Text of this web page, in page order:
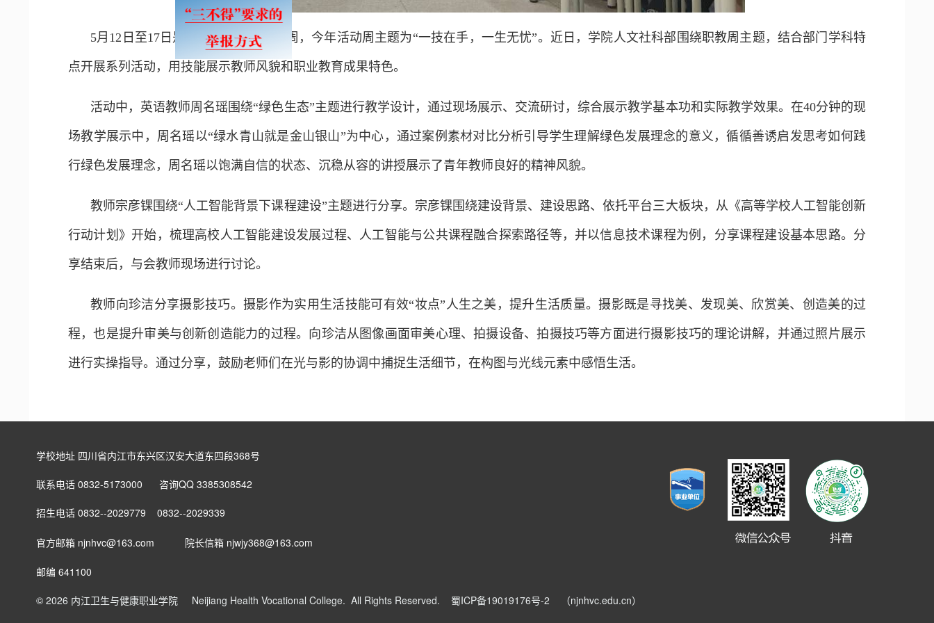
5月12日至17日是全国职业教育活动周，今年活动周主题为“一技在手，一生无忧”。近日，学院人文社科部围绕职教周主题，结合部门学科特
点开展系列活动，用技能展示教师风貌和职业教育成果特色。
活动中，英语教师周名瑶围绕“绿色生态”主题进行教学设计，通过现场展示、交流研讨，综合展示教学基本功和实际教学效果。在40分钟的现
场教学展示中，周名瑶以“绿水青山就是金山银山”为中心，通过案例素材对比分析引导学生理解绿色发展理念的意义，循循善诱启发思考如何践
行绿色发展理念，周名瑶以饱满自信的状态、沉稳从容的讲授展示了青年教师良好的精神风貌。
教师宗彦锞围绕“人工智能背景下课程建设”主题进行分享。宗彦锞围绕建设背景、建设思路、依托平台三大板块，从《高等学校人工智能创新
行动计划》开始，梳理高校人工智能建设发展过程、人工智能与公共课程融合探索路径等，并以信息技术课程为例，分享课程建设基本思路。分
享结束后，与会教师现场进行讨论。
教师向珍洁分享摄影技巧。摄影作为实用生活技能可有效“妆点”人生之美，提升生活质量。摄影既是寻找美、发现美、欣赏美、创造美的过
程，也是提升审美与创新创造能力的过程。向珍洁从图像画面审美心理、拍摄设备、拍摄技巧等方面进行摄影技巧的理论讲解，并通过照片展示
进行实操指导。通过分享，鼓励老师们在光与影的协调中捕捉生活细节，在构图与光线元素中感悟生活。
学校地址 四川省内江市东兴区汉安大道东四段368号
联系电话 0832-5173000 咨询QQ 3385308542
招生电话 0832--2029779 0832--2029339
官方邮箱 njnhvc@163.com 院长信箱 njwjy368@163.com
邮编 641100
© 2026 内江卫生与健康职业学院 Neijiang Health Vocational College. All Rights Reserved. 蜀ICP备19019176号-2 （njnhvc.edu.cn）